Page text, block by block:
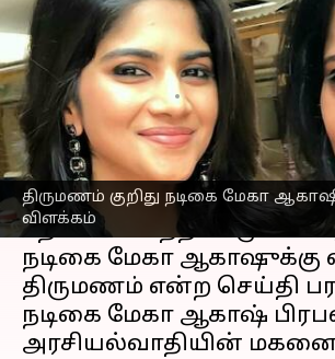
திருமணம் குறிது நடிகை மேகா
விளக்கம்
திருமணமா?
ஆகாஷின் தாய்
எழுதியவர் Arul Jothe Jun 09, 2023 03:39 pm
செய்தி முன்னோட்டம்
கோலிவுட்டில் 'எனை
தோட்டா' படத்தின் மூலம்
நடிகை மேகா ஆகாஷுக்கு
திருமணம் என்ற செய்தி
நடிகை மேகா ஆகாஷ்
அரசியல்வாதியின்